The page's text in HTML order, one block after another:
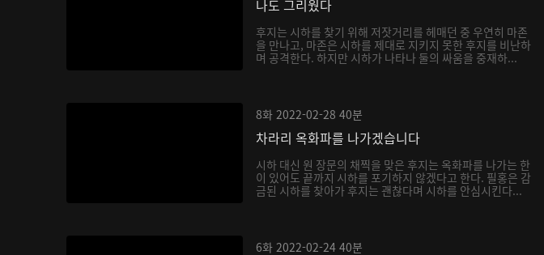
나도 그리웠다
후지는 시하를 찾기 위해 저잣거리를 헤매던 중 우연히 마존
을 만나고, 마존은 시하를 제대로 지키지 못한 후지를 비난하
며 공격한다. 하지만 시하가 나타나 둘의 싸움을 중재하...
8화 2022-02-28 40분
차라리 옥화파를 나가겠습니다
시하 대신 원 장문의 채찍을 맞은 후지는 옥화파를 나가는 한
이 있어도 끝까지 시하를 포기하지 않겠다고 한다. 필홍은 감
금된 시하를 찾아가 후지는 괜찮다며 시하를 안심시킨다...
6화 2022-02-24 40분